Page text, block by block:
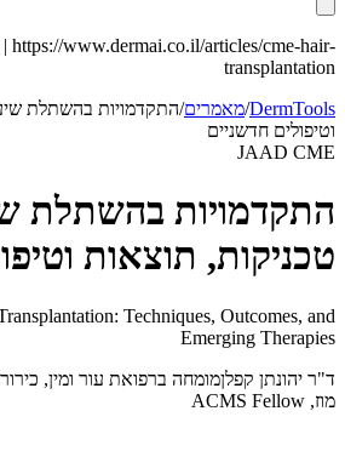
https://www.dermai.co.il/articles/cme-hair-
transplantation
DermTools
/מאמרים/התקדמויות בהשתלת
וטיפולים חדשניים
JAAD CME
התקדמויות בהשתלת
טכניקות, תוצאות
Techniques, Outcomes, and
Emerging Therapies
ד"ר יהונתן קפלןמומחה ברפואת עור ומין,
מוז, ACMS Fellow